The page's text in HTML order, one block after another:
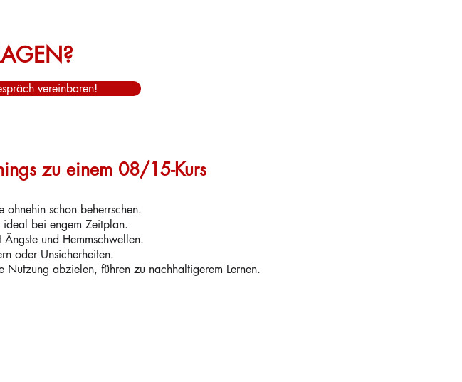
vereinbaren!
zu einem 08/15-Kurs
schon beherrschen.
bei engem Zeitplan.
und Hemmschwellen.
oder Unsicherheiten.
abzielen, führen zu nachhaltigerem Lernen.